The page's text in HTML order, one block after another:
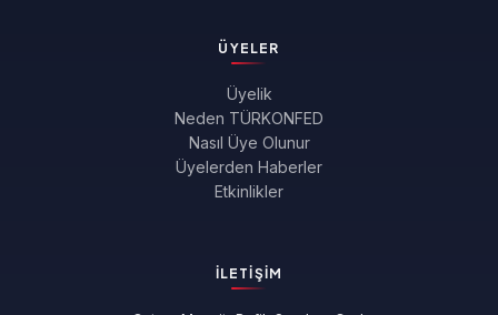
ÜYELER
Üyelik
Neden TÜRKONFED
Nasıl Üye Olunur
Üyelerden Haberler
Etkinlikler
İLETIŞIM